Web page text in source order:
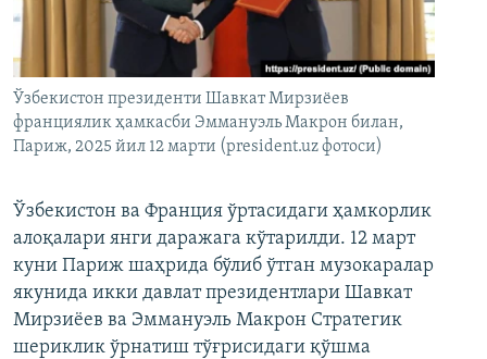
Ўзбекистон президенти Шавкат Мирзиёев
франциялик ҳамкасби Эммануэль Макрон билан,
Париж, 2025 йил 12 марти (president.uz фотоси)
Ўзбекистон ва Франция ўртасидаги ҳамкорлик
алоқалари янги даражага кўтарилди. 12 март
куни Париж шаҳрида бўлиб ўтган музокаралар
якунида икки давлат президентлари Шавкат
Мирзиёев ва Эммануэль Макрон Стратегик
шериклик ўрнатиш тўғрисидаги қўшма